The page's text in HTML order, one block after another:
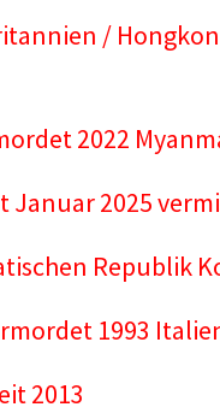
/
2022
Januar 2025
Republik
1993
2013